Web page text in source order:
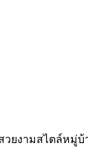
วยงามสไตล์ห